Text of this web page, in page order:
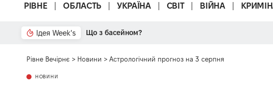
РІВНЕ ОБЛАСТЬ УКРАЇНА СВІТ ВІЙНА
Ідея Week's Від паркану до картонки
Рівне Вечірнє > Новини > Астрологічний прогноз на 3 серпня
НОВИНИ